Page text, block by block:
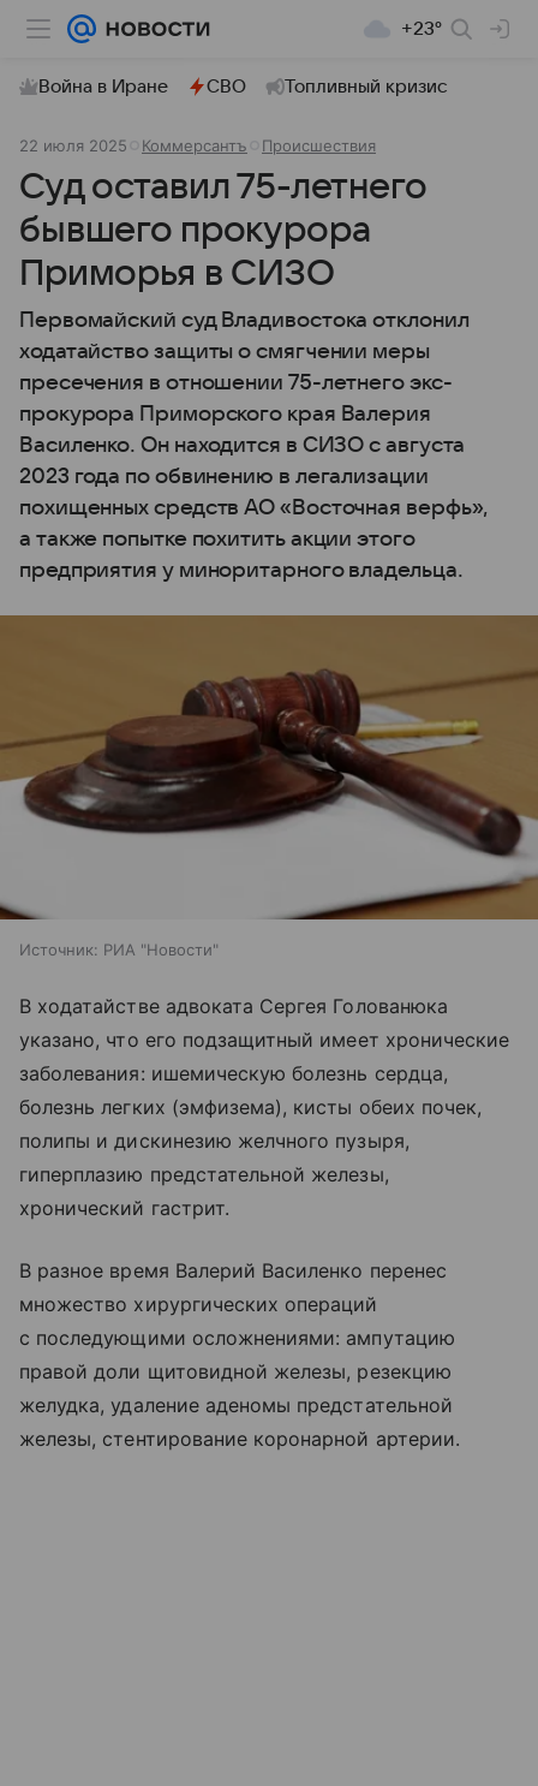
+23°
Война в Иране СВО Топливный кризис
22 июля 2025 Коммерсантъ Происшествия
Суд оставил 75-летнего
бывшего прокурора
Приморья в СИЗО
Первомайский суд Владивостока отклонил
ходатайство защиты о смягчении меры
пресечения в отношении 75-летнего экс-
прокурора Приморского края Валерия
Василенко. Он находится в СИЗО с августа
2023 года по обвинению в легализации
похищенных средств АО «Восточная верфь»,
а также попытке похитить акции этого
предприятия у миноритарного владельца.
Источник: РИА "Новости"
В ходатайстве адвоката Сергея Голованюка
указано, что его подзащитный имеет хронические
заболевания: ишемическую болезнь сердца,
болезнь легких (эмфизема), кисты обеих почек,
полипы и дискинезию желчного пузыря,
гиперплазию предстательной железы,
хронический гастрит.
В разное время Валерий Василенко перенес
множество хирургических операций
с последующими осложнениями: ампутацию
правой доли щитовидной железы, резекцию
желудка, удаление аденомы предстательной
железы, стентирование коронарной артерии.